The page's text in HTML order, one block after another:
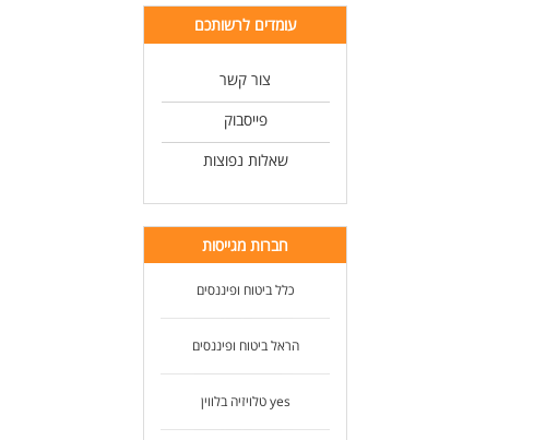
עומדים לרשותכם
צור קשר
פייסבוק
שאלות נפוצות
חברות מגייסות
כלל ביטוח ופיננסים
הראל ביטוח ופיננסים
yes טלויזיה בלווין